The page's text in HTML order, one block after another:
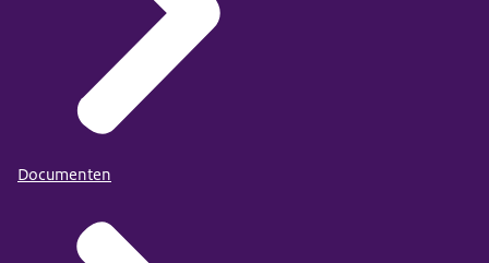
Vanaf Wilhelminaplein is
het ongeveer drie minuten lopen...
naar de Raad
voor de Kinderbescherming.
De locatie van de Raad voor de
op een overdekt plein.
Documenten